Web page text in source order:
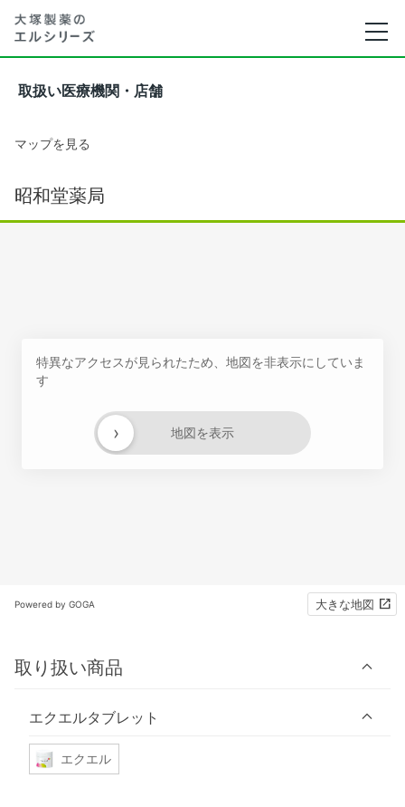
取扱い医療機関・店舗
マップを見る
昭和堂薬局
特異なアクセスが見られたため、地図を非表示にしていま
す
地図を表示
›
Powered by GOGA 大きな地図
取り扱い商品
エクエルタブレット
エクエル